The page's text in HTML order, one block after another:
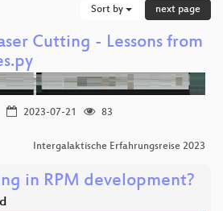
Sort by next page
Cutting - Lessons from
2023-07-21
83
Intergalaktische Erfahrungsreise 2023
in RPM development?